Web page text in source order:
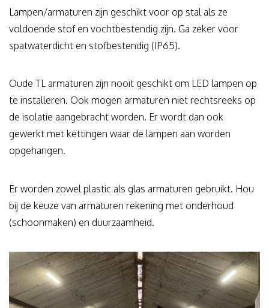
Lampen/armaturen zijn geschikt voor op stal als ze
voldoende stof en vochtbestendig zijn. Ga zeker voor
spatwaterdicht en stofbestendig (IP65).
Oude TL armaturen zijn nooit geschikt om LED lampen op
te installeren. Ook mogen armaturen niet rechtsreeks op
de isolatie aangebracht worden. Er wordt dan ook
gewerkt met kettingen waar de lampen aan worden
opgehangen.
Er worden zowel plastic als glas armaturen gebruikt. Hou
bij de keuze van armaturen rekening met onderhoud
(schoonmaken) en duurzaamheid.